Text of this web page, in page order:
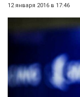
12 января 2016 в 17:46